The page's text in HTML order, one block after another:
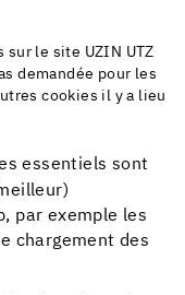
le site UZIN UTZ
demandée pour les
cookies il y a lieu
essentiels sont
par exemple les
chargement des